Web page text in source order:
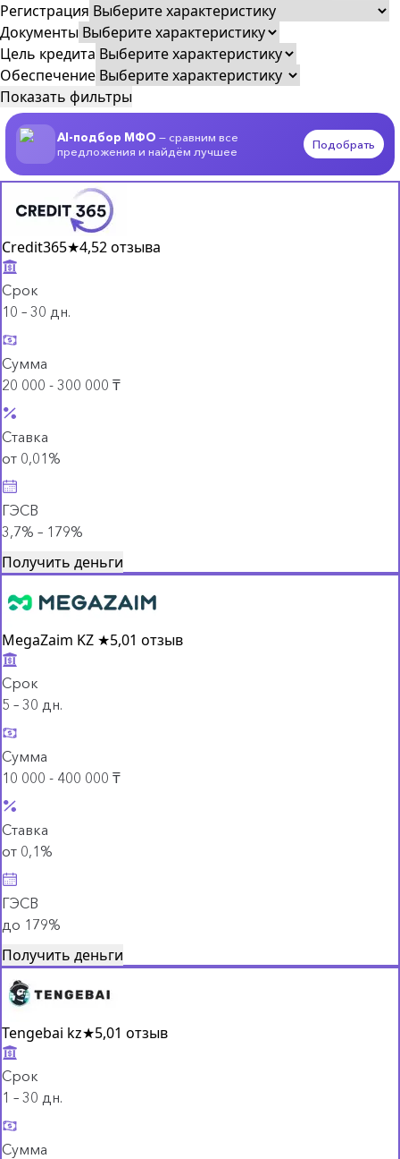
Регистрация
Документы
Цель кредита
Обеспечение
Показать фильтры
AI-подбор МФО — сравним все
предложения и найдём лучшее
Подобрать
Credit365★4,52 отзыва
Срок
10 – 30 дн.
Сумма
20 000 - 300 000 ₸
Ставка
от 0,01%
ГЭСВ
3,7% – 179%
Получить деньги
MegaZaim KZ ★5,01 отзыв
Срок
5 – 30 дн.
Сумма
10 000 - 400 000 ₸
Ставка
от 0,1%
ГЭСВ
до 179%
Получить деньги
Tengebai kz★5,01 отзыв
Срок
1 – 30 дн.
Сумма